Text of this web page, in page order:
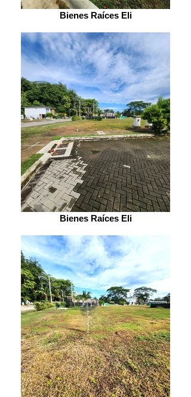
Bienes Raíces Eli
Bienes Raíces Eli